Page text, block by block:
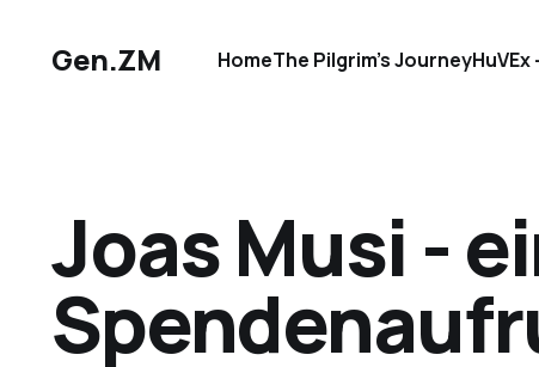
Gen.ZM HomeThe Pilgrim’s Journey
Joas Musi -